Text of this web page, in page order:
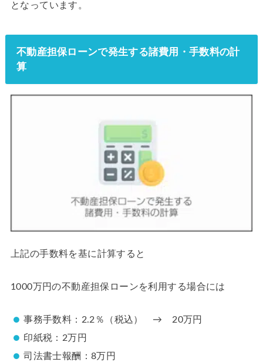
となっています。
不動産担保ローンで発生する諸費用・手数料の計
算
上記の手数料を基に計算すると
1000万円の不動産担保ローンを利用する場合には
事務手数料：2.2％（税込） → 20万円
印紙税：2万円
司法書士報酬：8万円